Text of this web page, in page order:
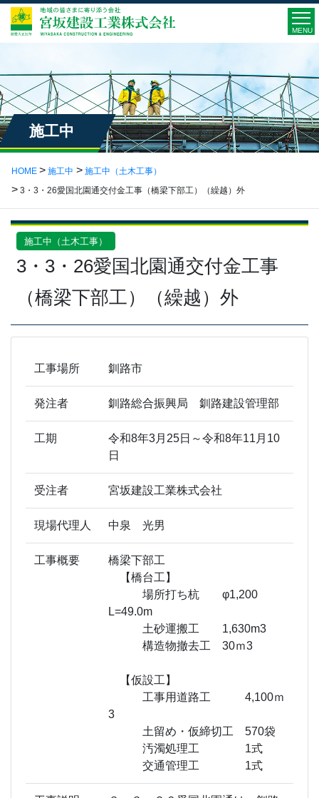
MENU
施工中
HOME 施工中
施工中（土木工事）
3・3・26愛国北園通交付金工事（橋梁下部工）（繰越）外
施工中（土木工事）
3・3・26愛国北園通交付金工事
（橋梁下部工）（繰越）外
工事場所 釧路市
発注者 釧路総合振興局 釧路建設管理部
工期
令和8年3月25日～令和8年11月10
日
受注者 宮坂建設工業株式会社
現場代理人 中泉 光男
工事概要
橋梁下部工
【橋台工】
場所打ち杭 φ1,200
L=49.0m
土砂運搬工 1,630m3
構造物撤去工 30ｍ3
【仮設工】
工事用道路工 4,100ｍ
3
土留め・仮締切工 570袋
汚濁処理工 1式
交通管理工 1式